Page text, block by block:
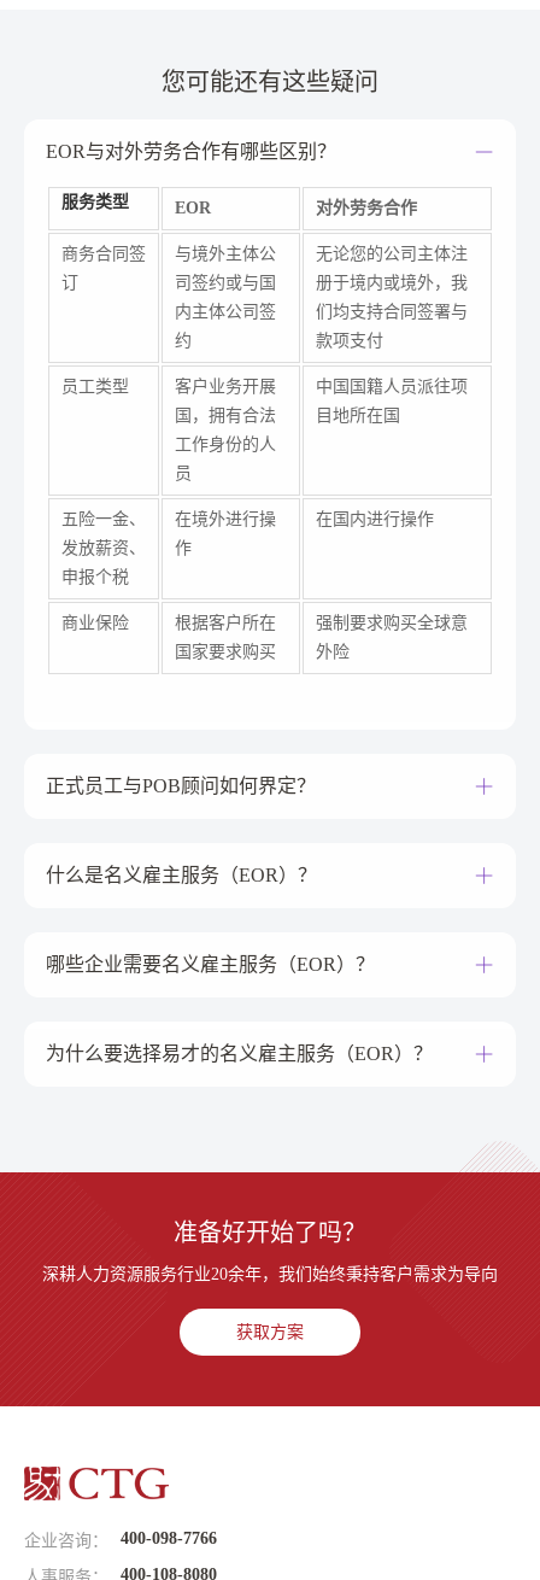
您可能还有这些疑问
EOR与对外劳务合作有哪些区别？
服务类型 EOR 对外劳务合作
商务合同签
订
与境外主体公
司签约或与国
内主体公司签
约
无论您的公司主体注
册于境内或境外，我
们均支持合同签署与
款项支付
员工类型
客户业务开展
国，拥有合法
工作身份的人
员
中国国籍人员派往项
目地所在国
五险一金、
发放薪资、
申报个税
在境外进行操
作
在国内进行操作
商业保险
根据客户所在
国家要求购买
强制要求购买全球意
外险
正式员工与POB顾问如何界定？
什么是名义雇主服务（EOR）？
哪些企业需要名义雇主服务（EOR）？
为什么要选择易才的名义雇主服务（EOR）？
准备好开始了吗？
深耕人力资源服务行业20余年，我们始终秉持客户需求为导向
获取方案
企业咨询： 400-098-7766
400-108-8080